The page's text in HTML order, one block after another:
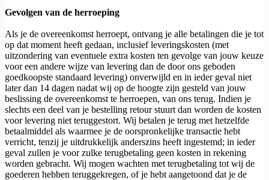
Gevolgen van de herroeping
Als je de overeenkomst herroept, ontvang je alle betalingen die je tot
op dat moment heeft gedaan, inclusief leveringskosten (met
uitzondering van eventuele extra kosten ten gevolge van jouw keuze
voor een andere wijze van levering dan de door ons geboden
goedkoopste standaard levering) onverwijld en in ieder geval niet
later dan 14 dagen nadat wij op de hoogte zijn gesteld van jouw
beslissing de overeenkomst te herroepen, van ons terug. Indien je
slechts een deel van je bestelling retour stuurt dan worden de kosten
voor levering niet teruggestort. Wij betalen je terug met hetzelfde
betaalmiddel als waarmee je de oorspronkelijke transactie hebt
verricht, tenzij je uitdrukkelijk anderszins heeft ingestemd; in ieder
geval zullen je voor zulke terugbetaling geen kosten in rekening
worden gebracht. Wij mogen wachten met terugbetaling tot wij de
goederen hebben teruggekregen, of je hebt aangetoond dat je de